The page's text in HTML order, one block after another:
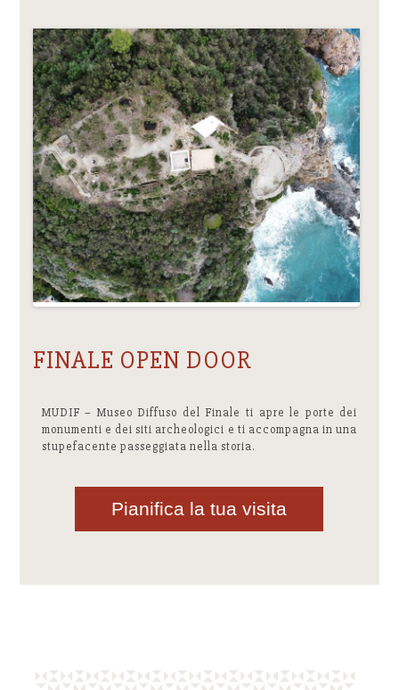
FINALE OPEN DOOR
MUDIF – Museo Diffuso del Finale ti apre le porte dei
monumenti e dei siti archeologici e ti accompagna in una
stupefacente passeggiata nella storia.
Pianifica la tua visita